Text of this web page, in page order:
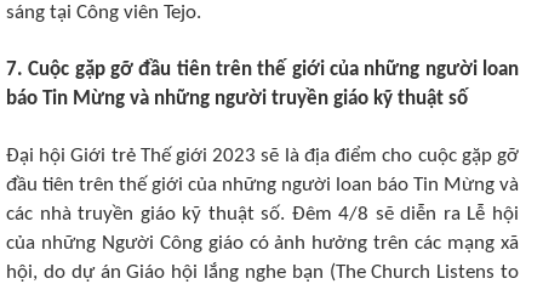
sáng tại Công viên Tejo.
7. Cuộc gặp gỡ đầu tiên trên thế giới của những người loan
báo Tin Mừng và những người truyền giáo kỹ thuật số
Đại hội Giới trẻ Thế giới 2023 sẽ là địa điểm cho cuộc gặp gỡ
đầu tiên trên thế giới của những người loan báo Tin Mừng và
các nhà truyền giáo kỹ thuật số. Đêm 4/8 sẽ diễn ra Lễ hội
của những Người Công giáo có ảnh hưởng trên các mạng xã
hội, do dự án Giáo hội lắng nghe bạn (The Church Listens to